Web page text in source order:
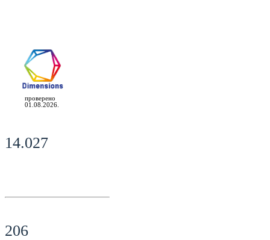
проверено
01.08.2026.
14.027
206